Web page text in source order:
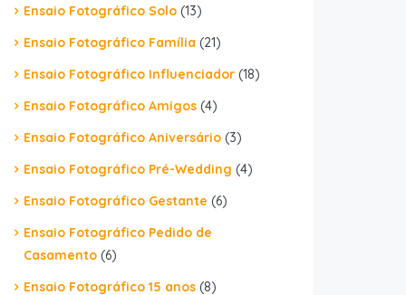
Ensaio Fotográfico Solo (13)
Ensaio Fotográfico Família (21)
Ensaio Fotográfico Influenciador (18)
Ensaio Fotográfico Amigos (4)
Ensaio Fotográfico Aniversário (3)
Ensaio Fotográfico Pré-Wedding (4)
Ensaio Fotográfico Gestante (6)
Ensaio Fotográfico Pedido de
Casamento (6)
Ensaio Fotográfico 15 anos (8)